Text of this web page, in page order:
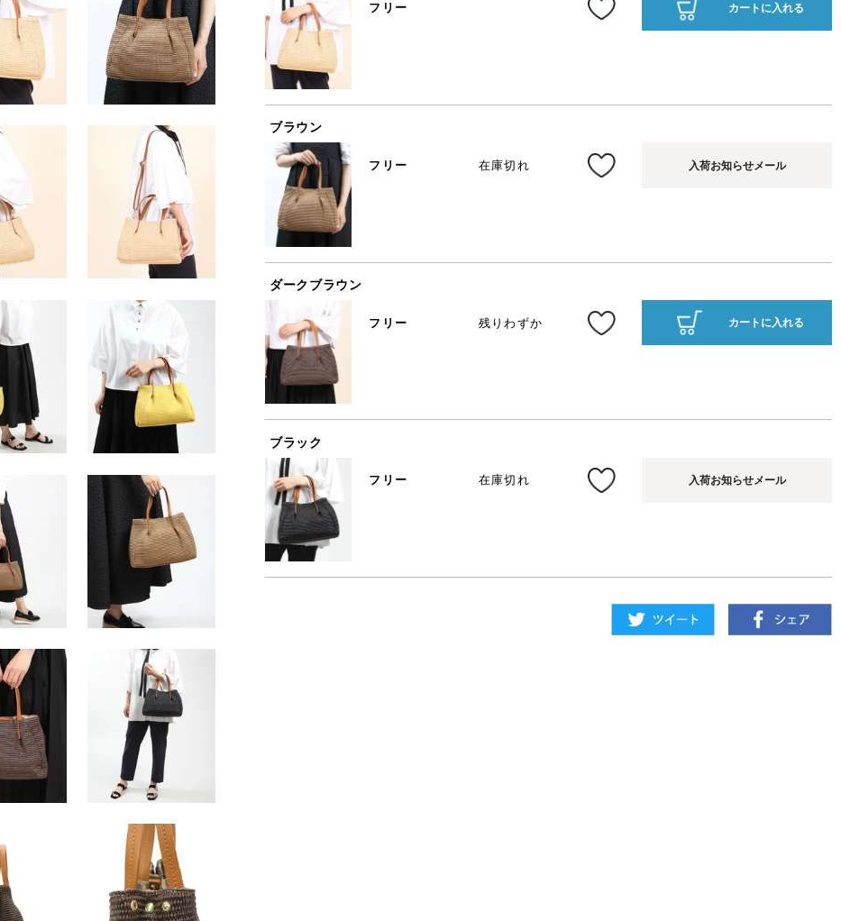
フリー カートに入れる
ブラウン
フリー 在庫切れ 入荷お知らせメール
ダークブラウン
フリー 残りわずか カートに入れる
ブラック
フリー 在庫切れ 入荷お知らせメール